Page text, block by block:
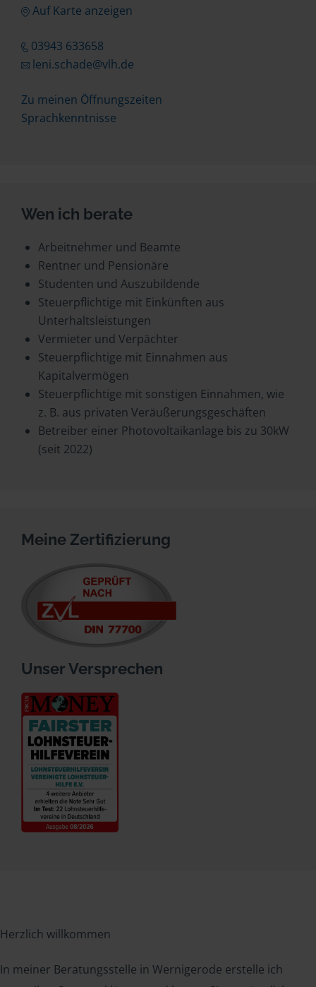
Auf Karte anzeigen
03943 633658
leni.schade@vlh.de
Zu meinen Öffnungszeiten
Sprachkenntnisse
Wen ich berate
Arbeitnehmer und Beamte
Rentner und Pensionäre
Studenten und Auszubildende
Steuerpflichtige mit Einkünften aus
Unterhaltsleistungen
Vermieter und Verpächter
Steuerpflichtige mit Einnahmen aus
Kapitalvermögen
Steuerpflichtige mit sonstigen Einnahmen, wie
z. B. aus privaten Veräußerungsgeschäften
Betreiber einer Photovoltaikanlage bis zu 30kW
(seit 2022)
Meine Zertifizierung
Unser Versprechen
Herzlich willkommen
In meiner Beratungsstelle in Wernigerode erstelle ich